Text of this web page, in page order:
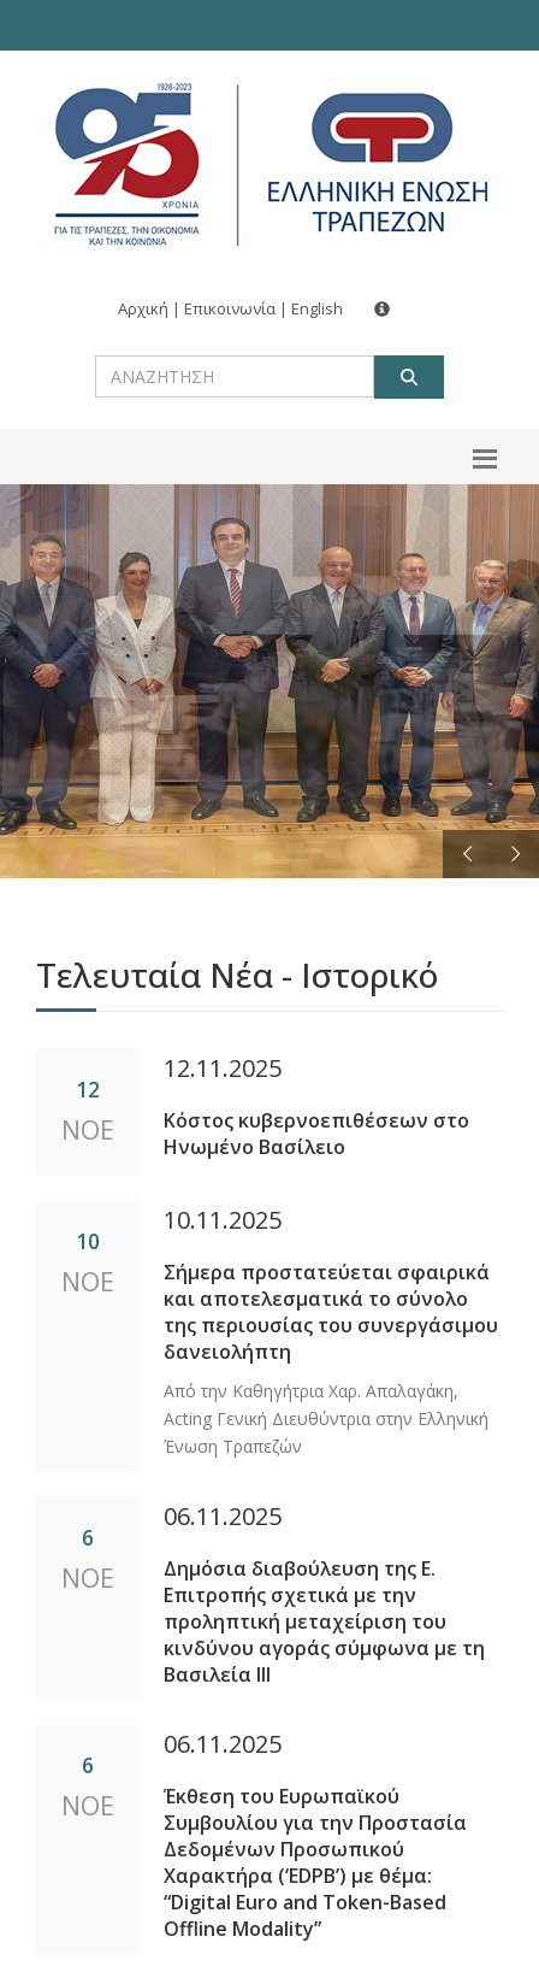
Αρχική | Επικοινωνία | English
ΠΕΡΙΣΣΟΤΕΡΑ
Τελευταία Νέα - Ιστορικό
12
ΝΟΕ
12.11.2025
Κόστος κυβερνοεπιθέσεων στο
Ηνωμένο Βασίλειο
10
ΝΟΕ
10.11.2025
Σήμερα προστατεύεται σφαιρικά
και αποτελεσματικά το σύνολο
της περιουσίας του συνεργάσιμου
δανειολήπτη
Από την Καθηγήτρια Χαρ. Απαλαγάκη,
Acting Γενική Διευθύντρια στην Ελληνική
Ένωση Τραπεζών
6
ΝΟΕ
06.11.2025
Δημόσια διαβούλευση της Ε.
Επιτροπής σχετικά με την
προληπτική μεταχείριση του
κινδύνου αγοράς σύμφωνα με τη
Βασιλεία ΙΙΙ
6
ΝΟΕ
06.11.2025
Έκθεση του Ευρωπαϊκού
Συμβουλίου για την Προστασία
Δεδομένων Προσωπικού
Χαρακτήρα (‘EDPB’) με θέμα:
“Digital Euro and Token-Based
Offline Modality”